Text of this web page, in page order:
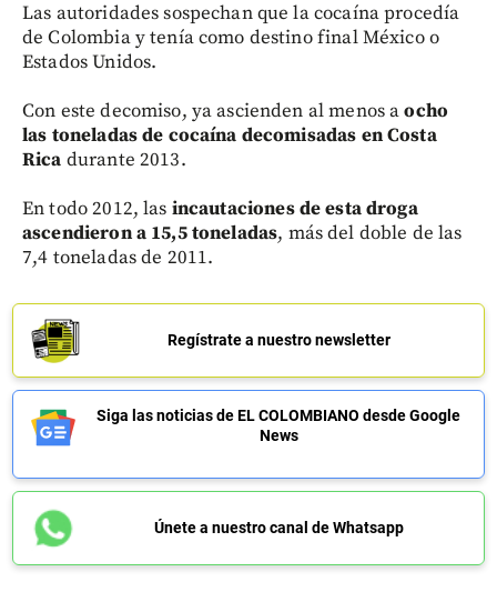
Las autoridades sospechan que la cocaína procedía
de Colombia y tenía como destino final México o
Estados Unidos.
Con este decomiso, ya ascienden al menos aocho
las toneladas de cocaína decomisadas en Costa
Rica durante 2013.
En todo 2012, las incautaciones de esta droga
ascendieron a 15,5 toneladas, más del doble de las
7,4 toneladas de 2011.
Regístrate a nuestro newsletter
Siga las noticias de EL COLOMBIANO desde Google
News
Únete a nuestro canal de Whatsapp